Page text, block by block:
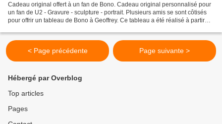
Cadeau original offert à un fan de Bono. Cadeau original personnalisé pour
un fan de U2 - Gravure - sculpture - portrait. Plusieurs amis se sont côtisés
pour offrir un tableau de Bono à Geoffrey. Ce tableau a été réalisé à partir
< Page précédente Page suivante >
Hébergé par Overblog
Top articles
Pages